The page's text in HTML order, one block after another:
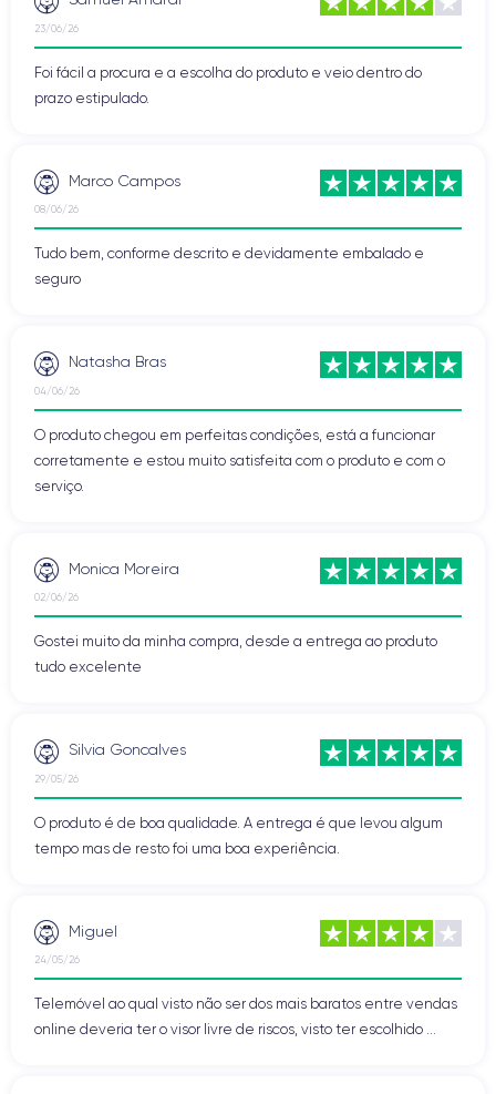
23/06/26
Foi fácil a procura e a escolha do produto e veio dentro do
prazo estipulado.
Marco Campos
08/06/26
Tudo bem, conforme descrito e devidamente embalado e
seguro
Natasha Bras
04/06/26
O produto chegou em perfeitas condições, está a funcionar
corretamente e estou muito satisfeita com o produto e com o
serviço.
Monica Moreira
02/06/26
Gostei muito da minha compra, desde a entrega ao produto
tudo excelente
Silvia Goncalves
29/05/26
O produto é de boa qualidade. A entrega é que levou algum
tempo mas de resto foi uma boa experiência.
Miguel
24/05/26
Telemóvel ao qual visto não ser dos mais baratos entre vendas
online deveria ter o visor livre de riscos, visto ter escolhido ...